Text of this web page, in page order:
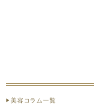
美容コラム一覧